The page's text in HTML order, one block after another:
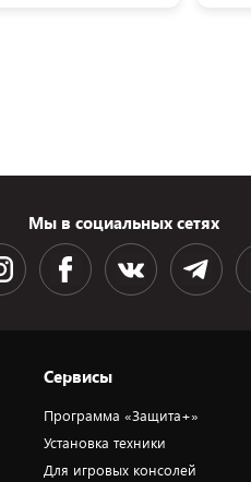
Мы в социальных сетях
Сервисы
Программа «Защита+»
Установка техники
Для игровых консолей